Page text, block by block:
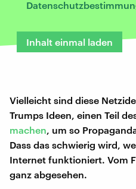
Inhalt einmal laden
Vielleicht sind diese
Trumps Ideen, einen Teil
machen , um so
Dass das schwierig wird,
Internet funktioniert. Vom
ganz abgesehen.